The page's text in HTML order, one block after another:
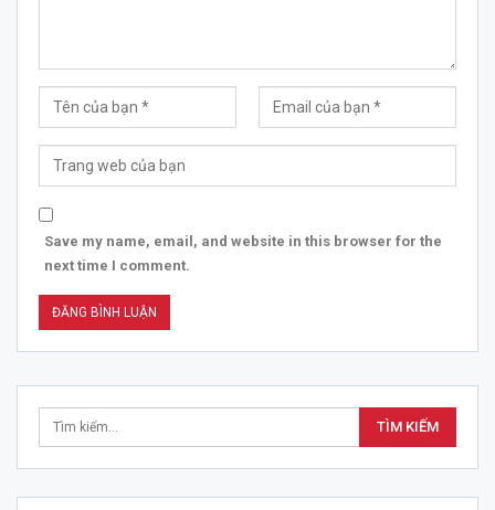
Save my name, email, and website in this browser for the
next time I comment.